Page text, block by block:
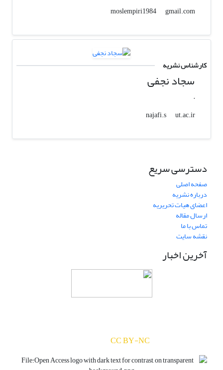
moslempiri1984
gmail.com
کارشناس نشریه
سجاد نجفی
.
najafi.s
ut.ac.ir
دسترسی سریع
صفحه اصلی
درباره نشریه
اعضای هیات تحریریه
ارسال مقاله
تماس با ما
نقشه سایت
آخرین اخبار
CC BY-NC